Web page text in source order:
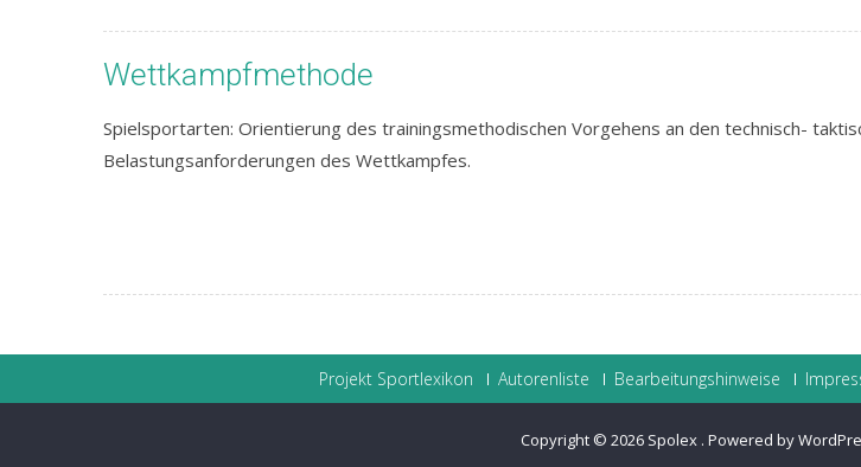
Wettkampfmethode
Spielsportarten: Orientierung des trainingsmethodischen Vorgehens an den technisch-
Belastungsanforderungen des Wettkampfes.
Projekt Sportlexikon Autorenliste Bearbeitungshinweise
Copyright © 2026 Spolex . Powered by